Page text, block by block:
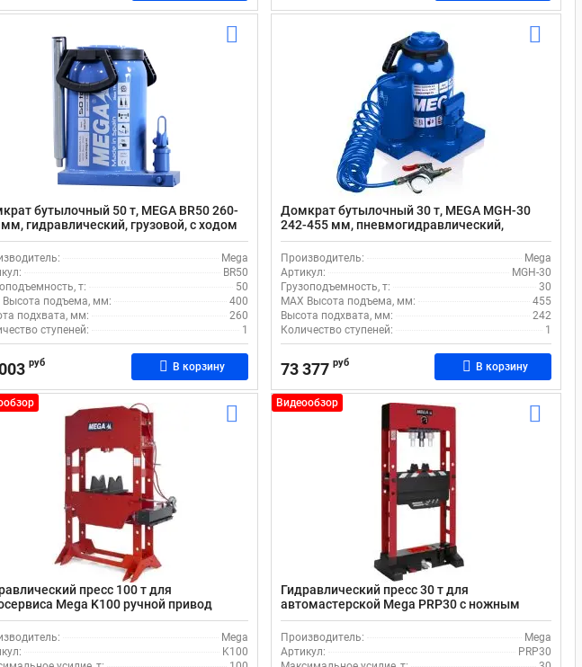
бутылочный 50 т, MEGA BR50 260-
гидравлический, грузовой, с ходом
140 мм
Mega
BR50
т:
50
Высота подъема, мм:
400
подхвата, мм:
260
ступеней:
1
руб В корзину
Домкрат бутылочный 30 т, MEGA MGH-30
242-455 мм, пневмогидравлический,
грузовой, с ходом штока 138 мм
Производитель:
Mega
Артикул:
MGH-30
Грузоподъемность, т:
30
MAX Высота подъема, мм:
455
Высота подхвата, мм:
242
Количество ступеней:
1
73 377 руб В корзину
пресс 100 т для
Мega K100 ручной привод
Mega
K100
Видеообзор
Гидравлический пресс 30 т для
автомастерской Мega PRP30 с ножным
гидравлическим и пневматическим
приводом
Производитель:
Mega
Артикул:
PRP30